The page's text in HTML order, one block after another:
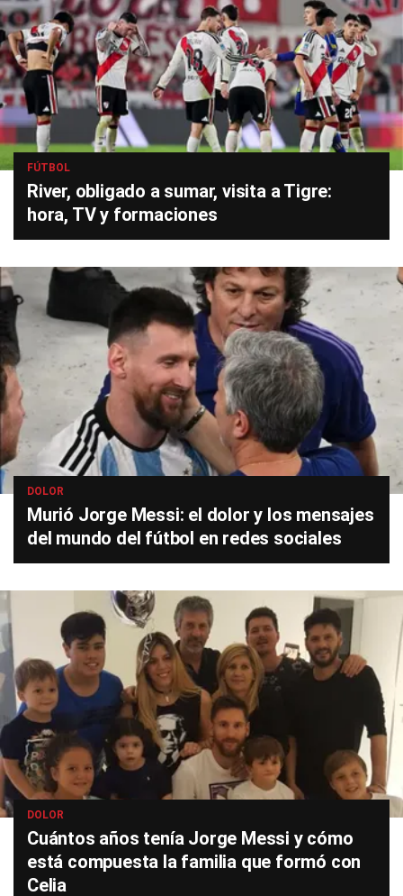
FÚTBOL
River, obligado a sumar, visita a Tigre:
hora, TV y formaciones
DOLOR
Murió Jorge Messi: el dolor y los mensajes
del mundo del fútbol en redes sociales
DOLOR
Cuántos años tenía Jorge Messi y cómo
está compuesta la familia que formó con
Celia